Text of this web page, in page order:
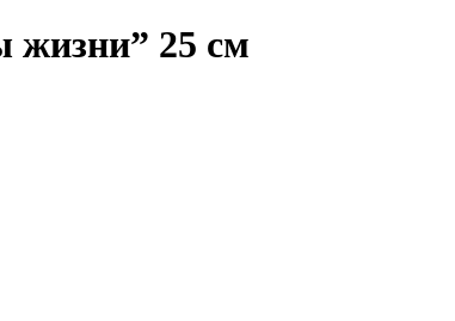
жизни” 25 см